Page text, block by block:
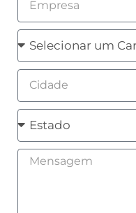
Cargo
Cidade
Estado
Mensagem